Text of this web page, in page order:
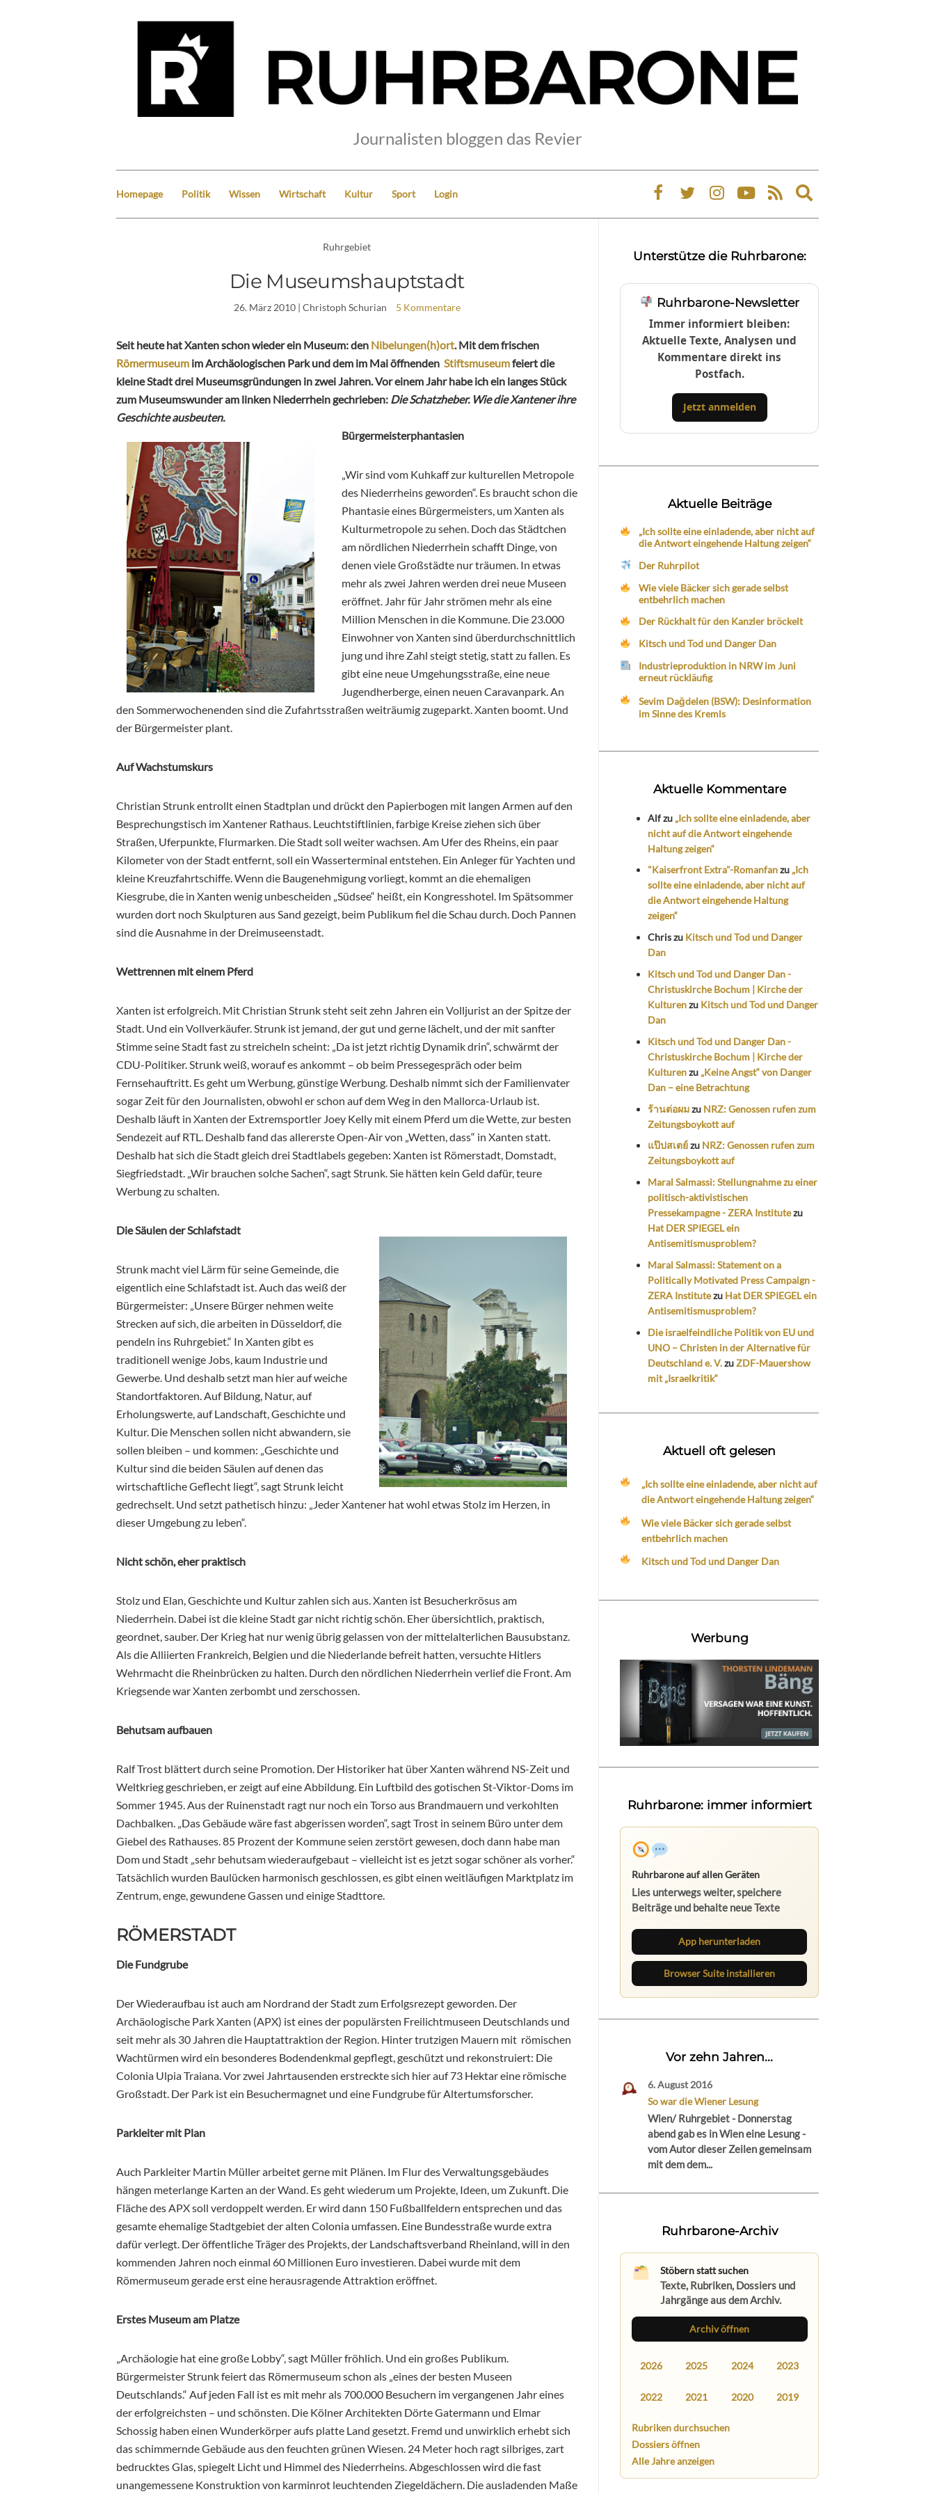
Journalisten bloggen das Revier
Homepage Politik Wissen Wirtschaft Kultur Sport Login
Expand
search
Ruhrgebiet
Die Museumshauptstadt
26. März 2010| Christoph Schurian 5 Kommentare
Seit heute hat Xanten schon wieder ein Museum: den Nibelungen(h)ort. Mit dem frischen
Römermuseum im Archäologischen Park und dem im Mai öffnenden Stiftsmuseumfeiert die
kleine Stadt drei Museumsgründungen in zwei Jahren. Vor einem Jahr habe ich ein langes Stück
zum Museumswunder am linken Niederrhein gechrieben: Die Schatzheber. Wie die Xantener ihre
Geschichte ausbeuten.
Bürgermeisterphantasien
„Wir sind vom Kuhkaff zur kulturellen Metropole
des Niederrheins geworden“. Es braucht schon die
Phantasie eines Bürgermeisters, um Xanten als
Kulturmetropole zu sehen. Doch das Städtchen
am nördlichen Niederrhein schafft Dinge, von
denen viele Großstädte nur träumen. In etwas
mehr als zwei Jahren werden drei neue Museen
eröffnet. Jahr für Jahr strömen mehr als eine
Million Menschen in die Kommune. Die 23.000
Einwohner von Xanten sind überdurchschnittlich
jung und ihre Zahl steigt stetig, statt zu fallen. Es
gibt eine neue Umgehungsstraße, eine neue
Jugendherberge, einen neuen Caravanpark. An
den Sommerwochenenden sind die Zufahrtsstraßen weiträumig zugeparkt. Xanten boomt. Und
der Bürgermeister plant.
Auf Wachstumskurs
Christian Strunk entrollt einen Stadtplan und drückt den Papierbogen mit langen Armen auf den
Besprechungstisch im Xantener Rathaus. Leuchtstiftlinien, farbige Kreise ziehen sich über
Straßen, Uferpunkte, Flurmarken. Die Stadt soll weiter wachsen. Am Ufer des Rheins, ein paar
Kilometer von der Stadt entfernt, soll ein Wasserterminal entstehen. Ein Anleger für Yachten und
kleine Kreuzfahrtschiffe. Wenn die Baugenehmigung vorliegt, kommt an die ehemaligen
Kiesgrube, die in Xanten wenig unbescheiden „Südsee“ heißt, ein Kongresshotel. Im Spätsommer
wurden dort noch Skulpturen aus Sand gezeigt, beim Publikum fiel die Schau durch. Doch Pannen
sind die Ausnahme in der Dreimuseenstadt.
Wettrennen mit einem Pferd
Xanten ist erfolgreich. Mit Christian Strunk steht seit zehn Jahren ein Volljurist an der Spitze der
Stadt. Und ein Vollverkäufer. Strunk ist jemand, der gut und gerne lächelt, und der mit sanfter
Stimme seine Stadt fast zu streicheln scheint: „Da ist jetzt richtig Dynamik drin“, schwärmt der
CDU-Politiker. Strunk weiß, worauf es ankommt – ob beim Pressegespräch oder beim
Fernsehauftritt. Es geht um Werbung, günstige Werbung. Deshalb nimmt sich der Familienvater
sogar Zeit für den Journalisten, obwohl er schon auf dem Weg in den Mallorca-Urlaub ist.
Deshalb läuft in Xanten der Extremsportler Joey Kelly mit einem Pferd um die Wette, zur besten
Sendezeit auf RTL. Deshalb fand das allererste Open-Air von „Wetten, dass“ in Xanten statt.
Deshalb hat sich die Stadt gleich drei Stadtlabels gegeben: Xanten ist Römerstadt, Domstadt,
Siegfriedstadt. „Wir brauchen solche Sachen“, sagt Strunk. Sie hätten kein Geld dafür, teure
Werbung zu schalten.
Die Säulen der Schlafstadt
Strunk macht viel Lärm für seine Gemeinde, die
eigentlich eine Schlafstadt ist. Auch das weiß der
Bürgermeister: „Unsere Bürger nehmen weite
Strecken auf sich, die arbeiten in Düsseldorf, die
pendeln ins Ruhrgebiet.“ In Xanten gibt es
traditionell wenige Jobs, kaum Industrie und
Gewerbe. Und deshalb setzt man hier auf weiche
Standortfaktoren. Auf Bildung, Natur, auf
Erholungswerte, auf Landschaft, Geschichte und
Kultur. Die Menschen sollen nicht abwandern, sie
sollen bleiben – und kommen: „Geschichte und
Kultur sind die beiden Säulen auf denen das
wirtschaftliche Geflecht liegt“, sagt Strunk leicht
gedrechselt. Und setzt pathetisch hinzu: „Jeder Xantener hat wohl etwas Stolz im Herzen, in
dieser Umgebung zu leben“.
Nicht schön, eher praktisch
Stolz und Elan, Geschichte und Kultur zahlen sich aus. Xanten ist Besucherkrösus am
Niederrhein. Dabei ist die kleine Stadt gar nicht richtig schön. Eher übersichtlich, praktisch,
geordnet, sauber. Der Krieg hat nur wenig übrig gelassen von der mittelalterlichen Bausubstanz.
Als die Alliierten Frankreich, Belgien und die Niederlande befreit hatten, versuchte Hitlers
Wehrmacht die Rheinbrücken zu halten. Durch den nördlichen Niederrhein verlief die Front. Am
Kriegsende war Xanten zerbombt und zerschossen.
Behutsam aufbauen
Ralf Trost blättert durch seine Promotion. Der Historiker hat über Xanten während NS-Zeit und
Weltkrieg geschrieben, er zeigt auf eine Abbildung. Ein Luftbild des gotischen St-Viktor-Doms im
Sommer 1945. Aus der Ruinenstadt ragt nur noch ein Torso aus Brandmauern und verkohlten
Dachbalken. „Das Gebäude wäre fast abgerissen worden“, sagt Trost in seinem Büro unter dem
Giebel des Rathauses. 85 Prozent der Kommune seien zerstört gewesen, doch dann habe man
Dom und Stadt „sehr behutsam wiederaufgebaut – vielleicht ist es jetzt sogar schöner als vorher.“
Tatsächlich wurden Baulücken harmonisch geschlossen, es gibt einen weitläufigen Marktplatz im
Zentrum, enge, gewundene Gassen und einige Stadttore.
RÖMERSTADT
Die Fundgrube
Der Wiederaufbau ist auch am Nordrand der Stadt zum Erfolgsrezept geworden. Der
Archäologische Park Xanten (APX) ist eines der populärsten Freilichtmuseen Deutschlands und
seit mehr als 30 Jahren die Hauptattraktion der Region. Hinter trutzigen Mauern mit römischen
Wachtürmen wird ein besonderes Bodendenkmal gepflegt, geschützt und rekonstruiert: Die
Colonia Ulpia Traiana. Vor zwei Jahrtausenden erstreckte sich hier auf 73 Hektar eine römische
Großstadt. Der Park ist ein Besuchermagnet und eine Fundgrube für Altertumsforscher.
Parkleiter mit Plan
Auch Parkleiter Martin Müller arbeitet gerne mit Plänen. Im Flur des Verwaltungsgebäudes
hängen meterlange Karten an der Wand. Es geht wiederum um Projekte, Ideen, um Zukunft. Die
Fläche des APX soll verdoppelt werden. Er wird dann 150 Fußballfeldern entsprechen und das
gesamte ehemalige Stadtgebiet der alten Colonia umfassen. Eine Bundesstraße wurde extra
dafür verlegt. Der öffentliche Träger des Projekts, der Landschaftsverband Rheinland, will in den
kommenden Jahren noch einmal 60 Millionen Euro investieren. Dabei wurde mit dem
Römermuseum gerade erst eine herausragende Attraktion eröffnet.
Erstes Museum am Platze
„Archäologie hat eine große Lobby“, sagt Müller fröhlich. Und ein großes Publikum.
Bürgermeister Strunk feiert das Römermuseum schon als „eines der besten Museen
Deutschlands.“ Auf jeden Fall ist es mit mehr als 700.000 Besuchern im vergangenen Jahr eines
der erfolgreichsten – und schönsten. Die Kölner Architekten Dörte Gatermann und Elmar
Schossig haben einen Wunderkörper aufs platte Land gesetzt. Fremd und unwirklich erhebt sich
das schimmernde Gebäude aus den feuchten grünen Wiesen. 24 Meter hoch ragt silbriges, zart
bedrucktes Glas, spiegelt Licht und Himmel des Niederrheins. Abgeschlossen wird die fast
unangemessene Konstruktion von karminrot leuchtenden Ziegeldächern. Die ausladenden Maße
Unterstütze die Ruhrbarone:
Ruhrbarone-Newsletter
Immer informiert bleiben:
Aktuelle Texte, Analysen und
Kommentare direkt ins
Postfach.
Jetzt anmelden
Aktuelle Beiträge
„Ich sollte eine einladende, aber nicht auf
die Antwort eingehende Haltung zeigen“
Der Ruhrpilot
Wie viele Bäcker sich gerade selbst
entbehrlich machen
Der Rückhalt für den Kanzler bröckelt
Kitsch und Tod und Danger Dan
Industrieproduktion in NRW im Juni
erneut rückläufig
Sevim Dağdelen (BSW): Desinformation
im Sinne des Kremls
Aktuelle Kommentare
Alfzu „Ich sollte eine einladende, aber
nicht auf die Antwort eingehende
Haltung zeigen“
"Kaiserfront Extra"-Romanfanzu „Ich
sollte eine einladende, aber nicht auf
die Antwort eingehende Haltung
zeigen“
Chriszu Kitsch und Tod und Danger
Dan
Kitsch und Tod und Danger Dan -
Christuskirche Bochum | Kirche der
Kulturenzu Kitsch und Tod und Danger
Dan
Kitsch und Tod und Danger Dan -
Christuskirche Bochum | Kirche der
Kulturenzu „Keine Angst“ von Danger
Dan – eine Betrachtung
ร้านต่อผมzu NRZ: Genossen rufen zum
Zeitungsboykott auf
แป๊ปสเตย์zu NRZ: Genossen rufen zum
Zeitungsboykott auf
Maral Salmassi: Stellungnahme zu einer
politisch-aktivistischen
Pressekampagne - ZERA Institutezu
Hat DER SPIEGEL ein
Antisemitismusproblem?
Maral Salmassi: Statement on a
Politically Motivated Press Campaign -
ZERA Institutezu Hat DER SPIEGEL ein
Antisemitismusproblem?
Die israelfeindliche Politik von EU und
UNO – Christen in der Alternative für
Deutschland e. V.zuZDF-Mauershow
mit „Israelkritik“
Aktuell oft gelesen
„Ich sollte eine einladende, aber nicht auf
die Antwort eingehende Haltung zeigen“
Wie viele Bäcker sich gerade selbst
entbehrlich machen
Kitsch und Tod und Danger Dan
Werbung
Ruhrbarone: immer informiert
Ruhrbarone auf allen Geräten
Lies unterwegs weiter, speichere
Beiträge und behalte neue Texte
App herunterladen
Browser Suite installieren
Vor zehn Jahren...
6. August 2016
So war die Wiener Lesung
Wien/ Ruhrgebiet - Donnerstag
abend gab es in Wien eine Lesung -
vom Autor dieser Zeilen gemeinsam
mit dem dem...
Ruhrbarone-Archiv
Stöbern statt suchen
Texte, Rubriken, Dossiers und
Jahrgänge aus dem Archiv.
Archiv öffnen
2026 2025 2024 2023
2022 2021 2020 2019
Rubriken durchsuchen
Dossiers öffnen
Alle Jahre anzeigen